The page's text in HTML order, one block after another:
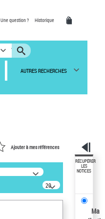
Une question ? Historique
AUTRES RECHERCHES
Ajouter à mes références
20
résultats/page
RÉCUPÉRER
LES
NOTICES
Ma